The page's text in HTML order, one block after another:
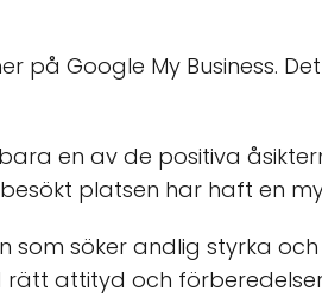
på Google My Business.
en av de positiva
platsen har haft en
söker andlig styrka
rätt attityd och